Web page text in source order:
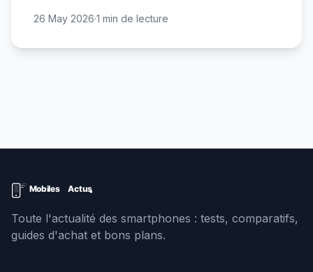
26 May 2026·1 min de lecture
Toute l'actualité des smartphones : tests, comparatifs,
guides d'achat et bons plans.